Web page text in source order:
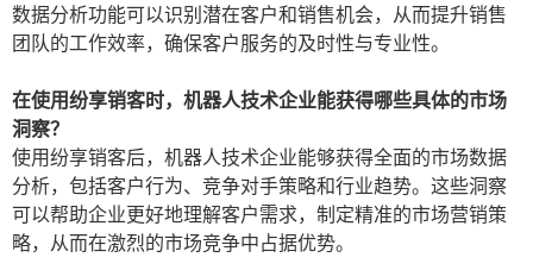
数据分析功能可以识别潜在客户和销售机会，从而提升销售
团队的工作效率，确保客户服务的及时性与专业性。
在使用纷享销客时，机器人技术企业能获得哪些具体的市场
洞察？
使用纷享销客后，机器人技术企业能够获得全面的市场数据
分析，包括客户行为、竞争对手策略和行业趋势。这些洞察
可以帮助企业更好地理解客户需求，制定精准的市场营销策
略，从而在激烈的市场竞争中占据优势。